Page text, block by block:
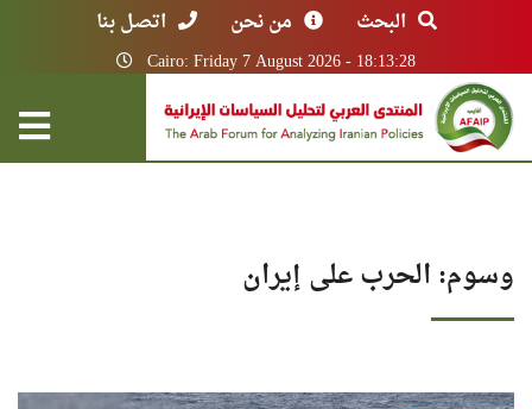
البحث من نحن اتصل بنا
Cairo: Friday 7 August 2026 - 18:13:28
وسوم: الحرب على إيران